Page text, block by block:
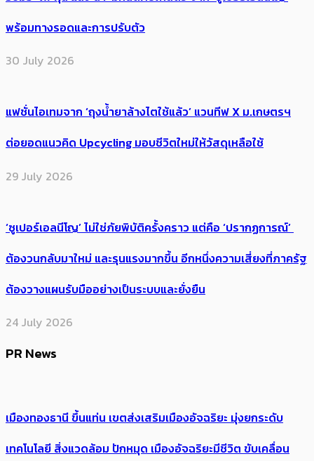
พร้อมทางรอดและการปรับตัว
30 July 2026
แฟชั่นไอเทมจาก ‘ถุงน้ำยาล้างไตใช้แล้ว’ แวนทีฟ X ม.เกษตรฯ
ต่อยอดแนวคิด Upcycling มอบชีวิตใหม่ให้วัสดุเหลือใช้
29 July 2026
‘ซูเปอร์เอลนีโญ’ ไม่ใช่ภัยพิบัติครั้งคราว แต่คือ ‘ปรากฏการณ์’ ​
ต้อง​วนกลับมาใหม่ และรุนแรงมากขึ้น อีกหนึ่งความเสี่ยงที่ภาครัฐ
ต้องวางแผนรับมืออย่างเป็นระบบและยั่งยืน
24 July 2026
PR News
เมืองทองธานี ขึ้นแท่น เขตส่งเสริมเมืองอัจฉริยะ มุ่งยกระดับ
เทคโนโลยี สิ่งแวดล้อม ปักหมุด เมืองอัจฉริยะมีชีวิต ขับเคลื่อน